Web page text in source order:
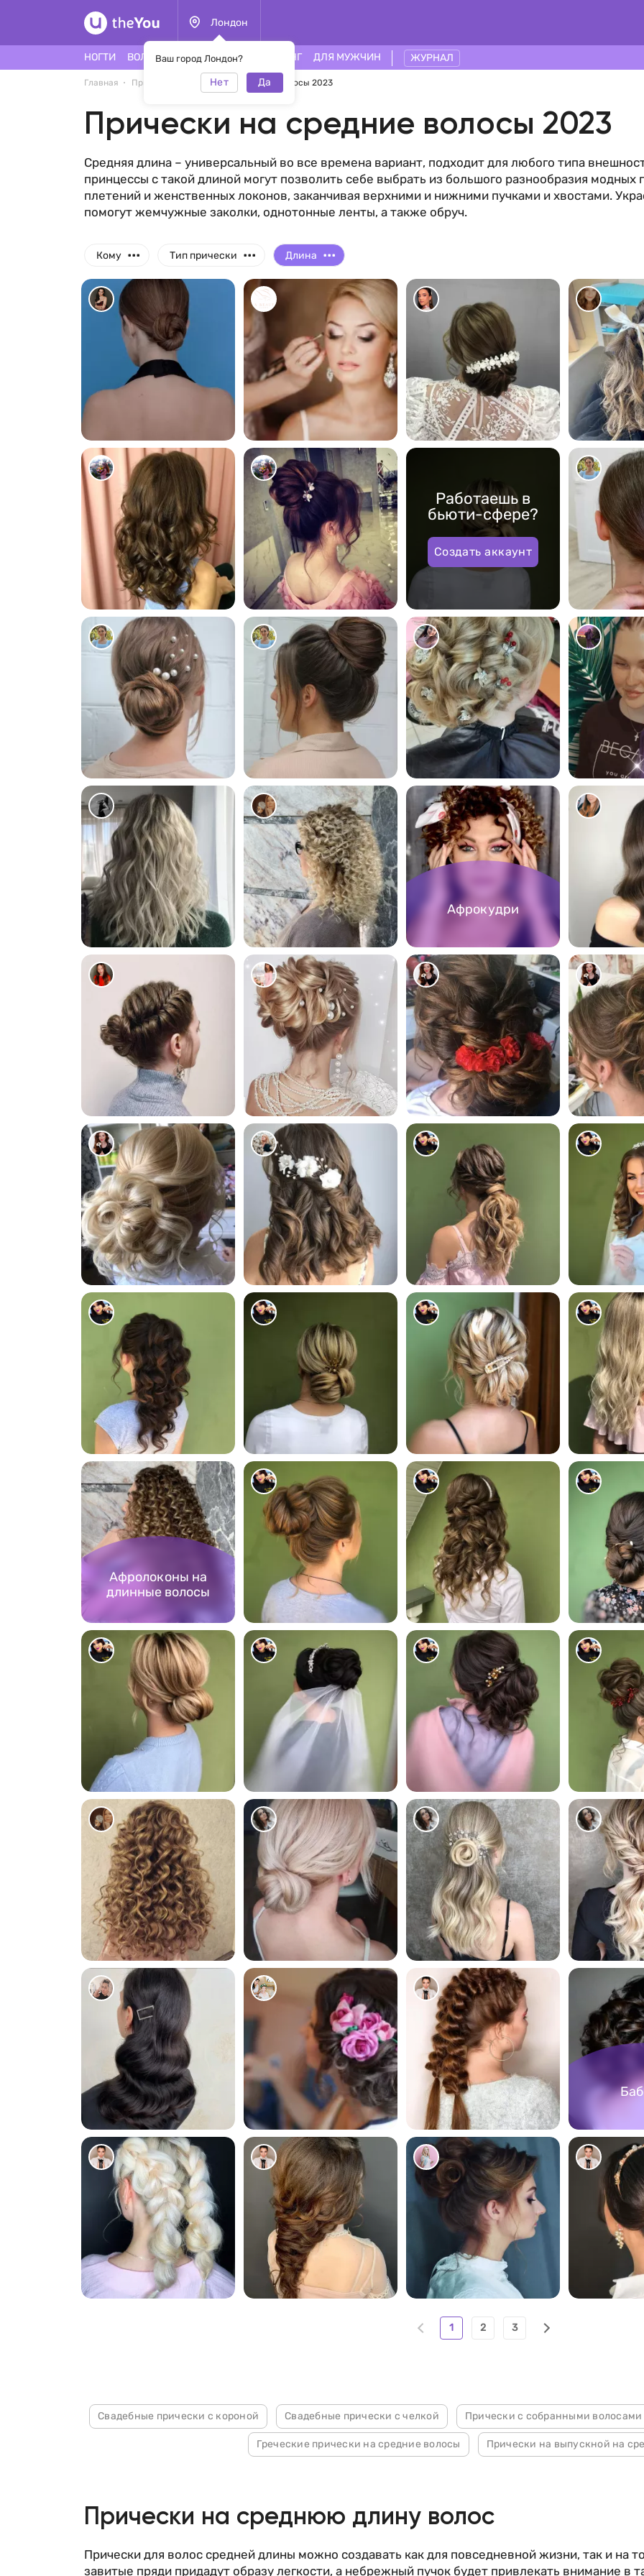
Лондон
Ваш город Лондон?
Нет Да
НОГТИ ВОЛОСЫ ЛИЦО ТАТУ ПИРСИНГ ДЛЯ МУЖЧИН ЖУРНАЛ
Главная Прически Прически на средние волосы 2023
Прически на средние волосы 2023
Средняя длина – универсальный во все времена вариант, подходит для любого типа
принцессы с такой длиной могут позволить себе выбрать из большого разнообразия модных
плетений и женственных локонов, заканчивая верхними и нижними пучками и хвостами.
помогут жемчужные заколки, однотонные ленты, а также обруч.
Кому ... Тип прически ... Длина ...
10115 10043
8245 7396
Работаешь в
бьюти-сфере?
Создать аккаунт
6696
5502 6146 5601 5194
2123 977
Афрокудри
915
1347 550 400 515
425 1397 2368 2103
1544 1246 1012 1011
Афролоконы на
длинные волосы
1606 1188
797 390
804 1202 682
111 101
188 95
1 2 3
Свадебные прически с короной Свадебные прически с челкой Прически с собранными волосами
Греческие прически на средние волосы Прически на выпускной на
Прически на среднюю длину волос
Прически для волос средней длины можно создавать как для повседневной жизни, так и на
завитые пряди придадут образу легкости, а небрежный пучок будет привлекать внимание в